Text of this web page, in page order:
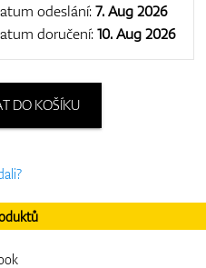
odeslání:7. Aug 2026
doručení:10. Aug 2026
DO KOŠÍKU